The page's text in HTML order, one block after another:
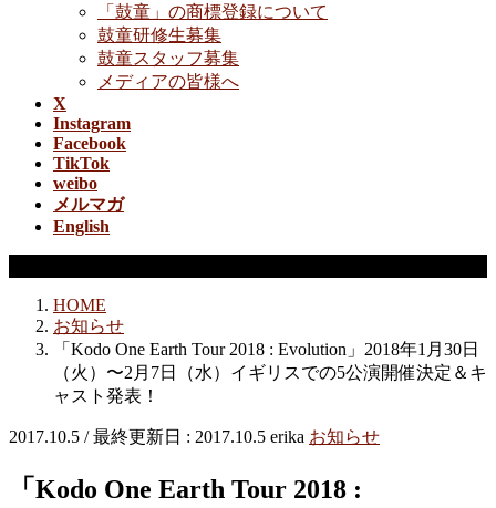
「鼓童」の商標登録について
鼓童研修生募集
鼓童スタッフ募集
メディアの皆様へ
X
Instagram
Facebook
TikTok
weibo
メルマガ
English
HOME
お知らせ
「Kodo One Earth Tour 2018 : Evolution」2018年1月30日
（火）〜2月7日（水）イギリスでの5公演開催決定＆キ
ャスト発表！
2017.10.5 / 最終更新日 : 2017.10.5 erika お知らせ
「Kodo One Earth Tour 2018 :